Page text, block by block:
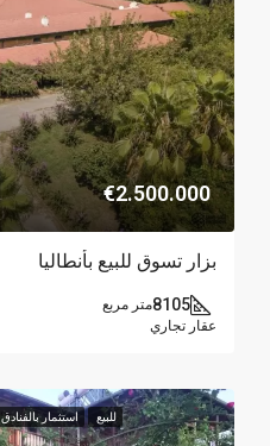
€2.500.000
بزار تسوق للبيع بأنطاليا
8105متر مربع
عقار تجاري
للبيع استثمار بالفنادق